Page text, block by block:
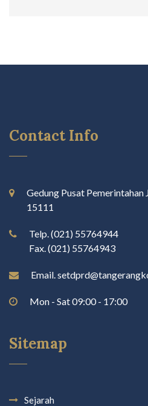
Contact Info
Gedung Pusat Pemerintahan
15111
Telp. (021) 55764944
Fax. (021) 55764943
Email.
Mon - Sat 09:00 - 17:00
Sitemap
Sejarah